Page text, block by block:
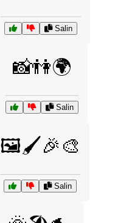
Salin
📸👫🌍
Salin
🖼️🖌️🎉🎨
Salin